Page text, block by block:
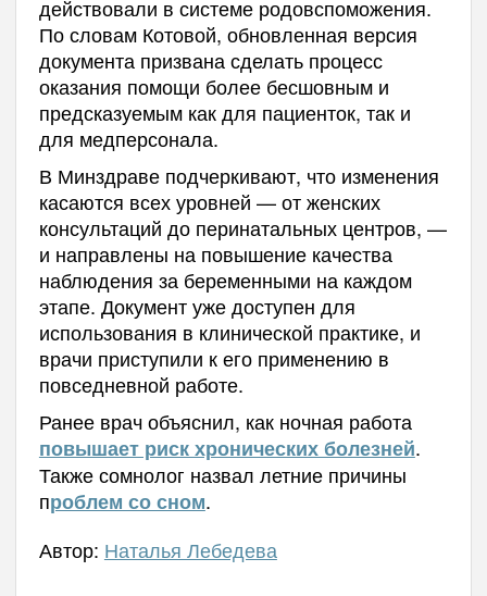
действовали в системе родовспоможения.
По словам Котовой, обновленная версия
документа призвана сделать процесс
оказания помощи более бесшовным и
предсказуемым как для пациенток, так и
для медперсонала.
В Минздраве подчеркивают, что изменения
касаются всех уровней — от женских
консультаций до перинатальных центров, —
и направлены на повышение качества
наблюдения за беременными на каждом
этапе. Документ уже доступен для
использования в клинической практике, и
врачи приступили к его применению в
повседневной работе.
Ранее врач объяснил, как ночная работа
повышает риск хронических болезней.
Также сомнолог назвал летние причины
проблем со сном.
Автор: Наталья Лебедева